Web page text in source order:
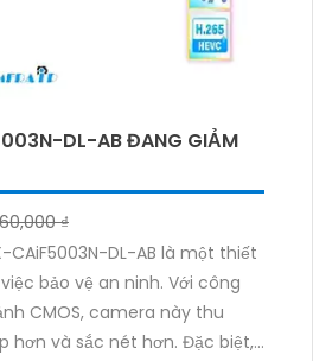
H.265/H.264+/H.264, sản phẩm
cho việc giám sát an
DL-AB ĐANG GIẢM
₫
CAiF5003N-DL-AB là một thiết
bảo vệ an ninh. Với công
CMOS, camera này thu
hơn và sắc nét hơn. Đặc biệt,